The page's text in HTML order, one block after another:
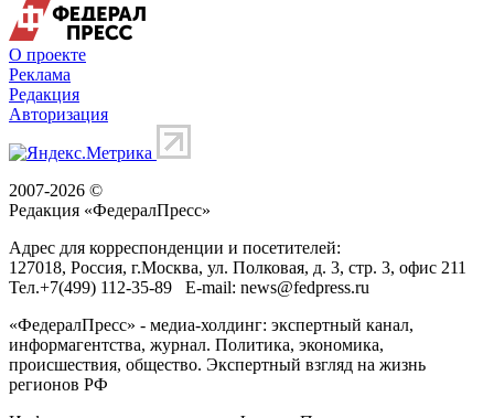
О проекте
Реклама
Редакция
Авторизация
2007-2026 ©
Редакция «ФедералПресс»
Адрес для корреспонденции и посетителей:
127018, Россия, г.Москва, ул. Полковая, д. 3, стр. 3, офис 211
Тел.+7(499) 112-35-89 E-mail: news@fedpress.ru
«ФедералПресс» - медиа-холдинг: экспертный канал,
информагентства, журнал. Политика, экономика,
происшествия, общество. Экспертный взгляд на жизнь
регионов РФ